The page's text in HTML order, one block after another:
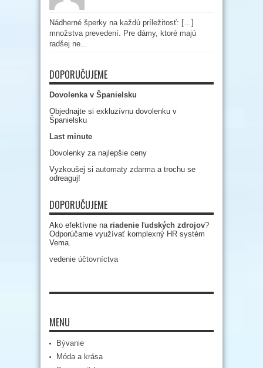
Nádherné šperky na každú príležitosť: […]
množstva prevedení. Pre dámy, ktoré majú
radšej ne...
DOPORUČUJEME
Dovolenka v Španielsku
Objednajte si exkluzívnu dovolenku v
Španielsku
Last minute
Dovolenky za najlepšie ceny
Vyzkoušej si automaty zdarma a trochu se
odreaguj!
DOPORUČUJEME
Ako efektívne na riadenie ľudských zdrojov?
Odporúčame využívať komplexný HR systém
Vema.
vedenie účtovníctva
MENU
Bývanie
Móda a krása